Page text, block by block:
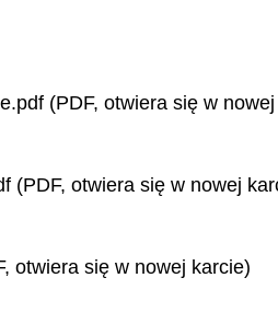
(PDF, otwiera się w
(PDF, otwiera się w nowej
otwiera się w nowej karcie)